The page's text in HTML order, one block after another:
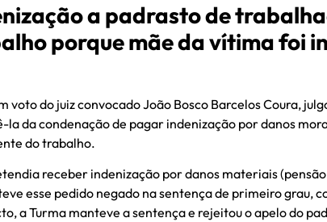
a padrasto de
porque mãe da vítima foi
voto do juiz convocado João Bosco Barcelos Coura,
la da condenação de pagar indenização por danos
do trabalho.
receber indenização por danos materiais
esse pedido negado na sentença de primeiro grau,
a Turma manteve a sentença e rejeitou o apelo do